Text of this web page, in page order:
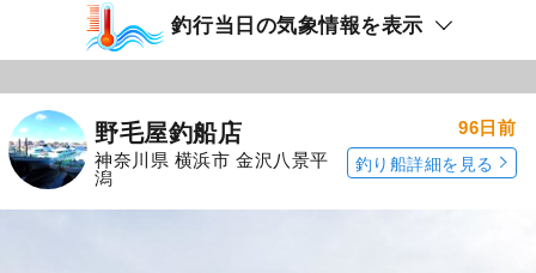
釣行当日の気象情報を表示
野毛屋釣船店
神奈川県 横浜市 金沢八景平
潟
96日前
釣り船詳細を見る